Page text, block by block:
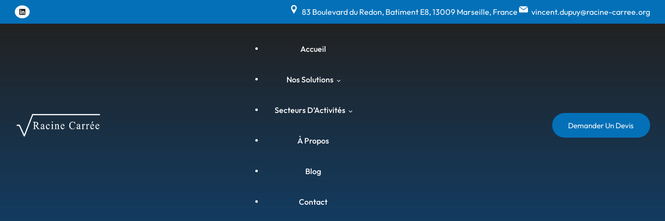
Panneau de gestion des cookies
83 Boulevard du Redon, Batiment E8, 13009 Marseille, France vincent.dupuy@racine-carree.org
Accueil
Nos Solutions
Corrosion & Anti-Bactéries
Curage Par Ultrasons &
Secteurs D’Activités
À Propos
Blog
Contact
Demander Un Devis